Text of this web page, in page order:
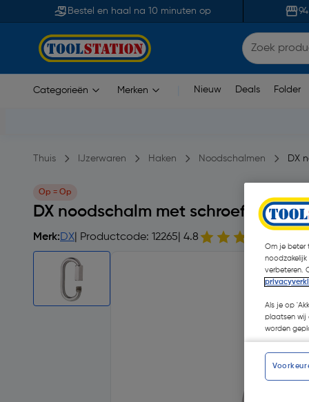
Bestel en haal na 10 minuten op
Categorieën Merken Nieuw Deals Folder
Thuis IJzerwaren Haken Noodschalmen DX
Op = Op
DX noodschalm met schroef RVS
Merk:DX | Productcode: 12265 | 4.8
Om je beter
verbeteren.
Als je op
plaatsen wij
worden